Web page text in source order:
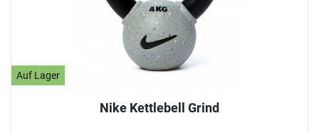
Auf Lager
Nike Kettlebell Grind